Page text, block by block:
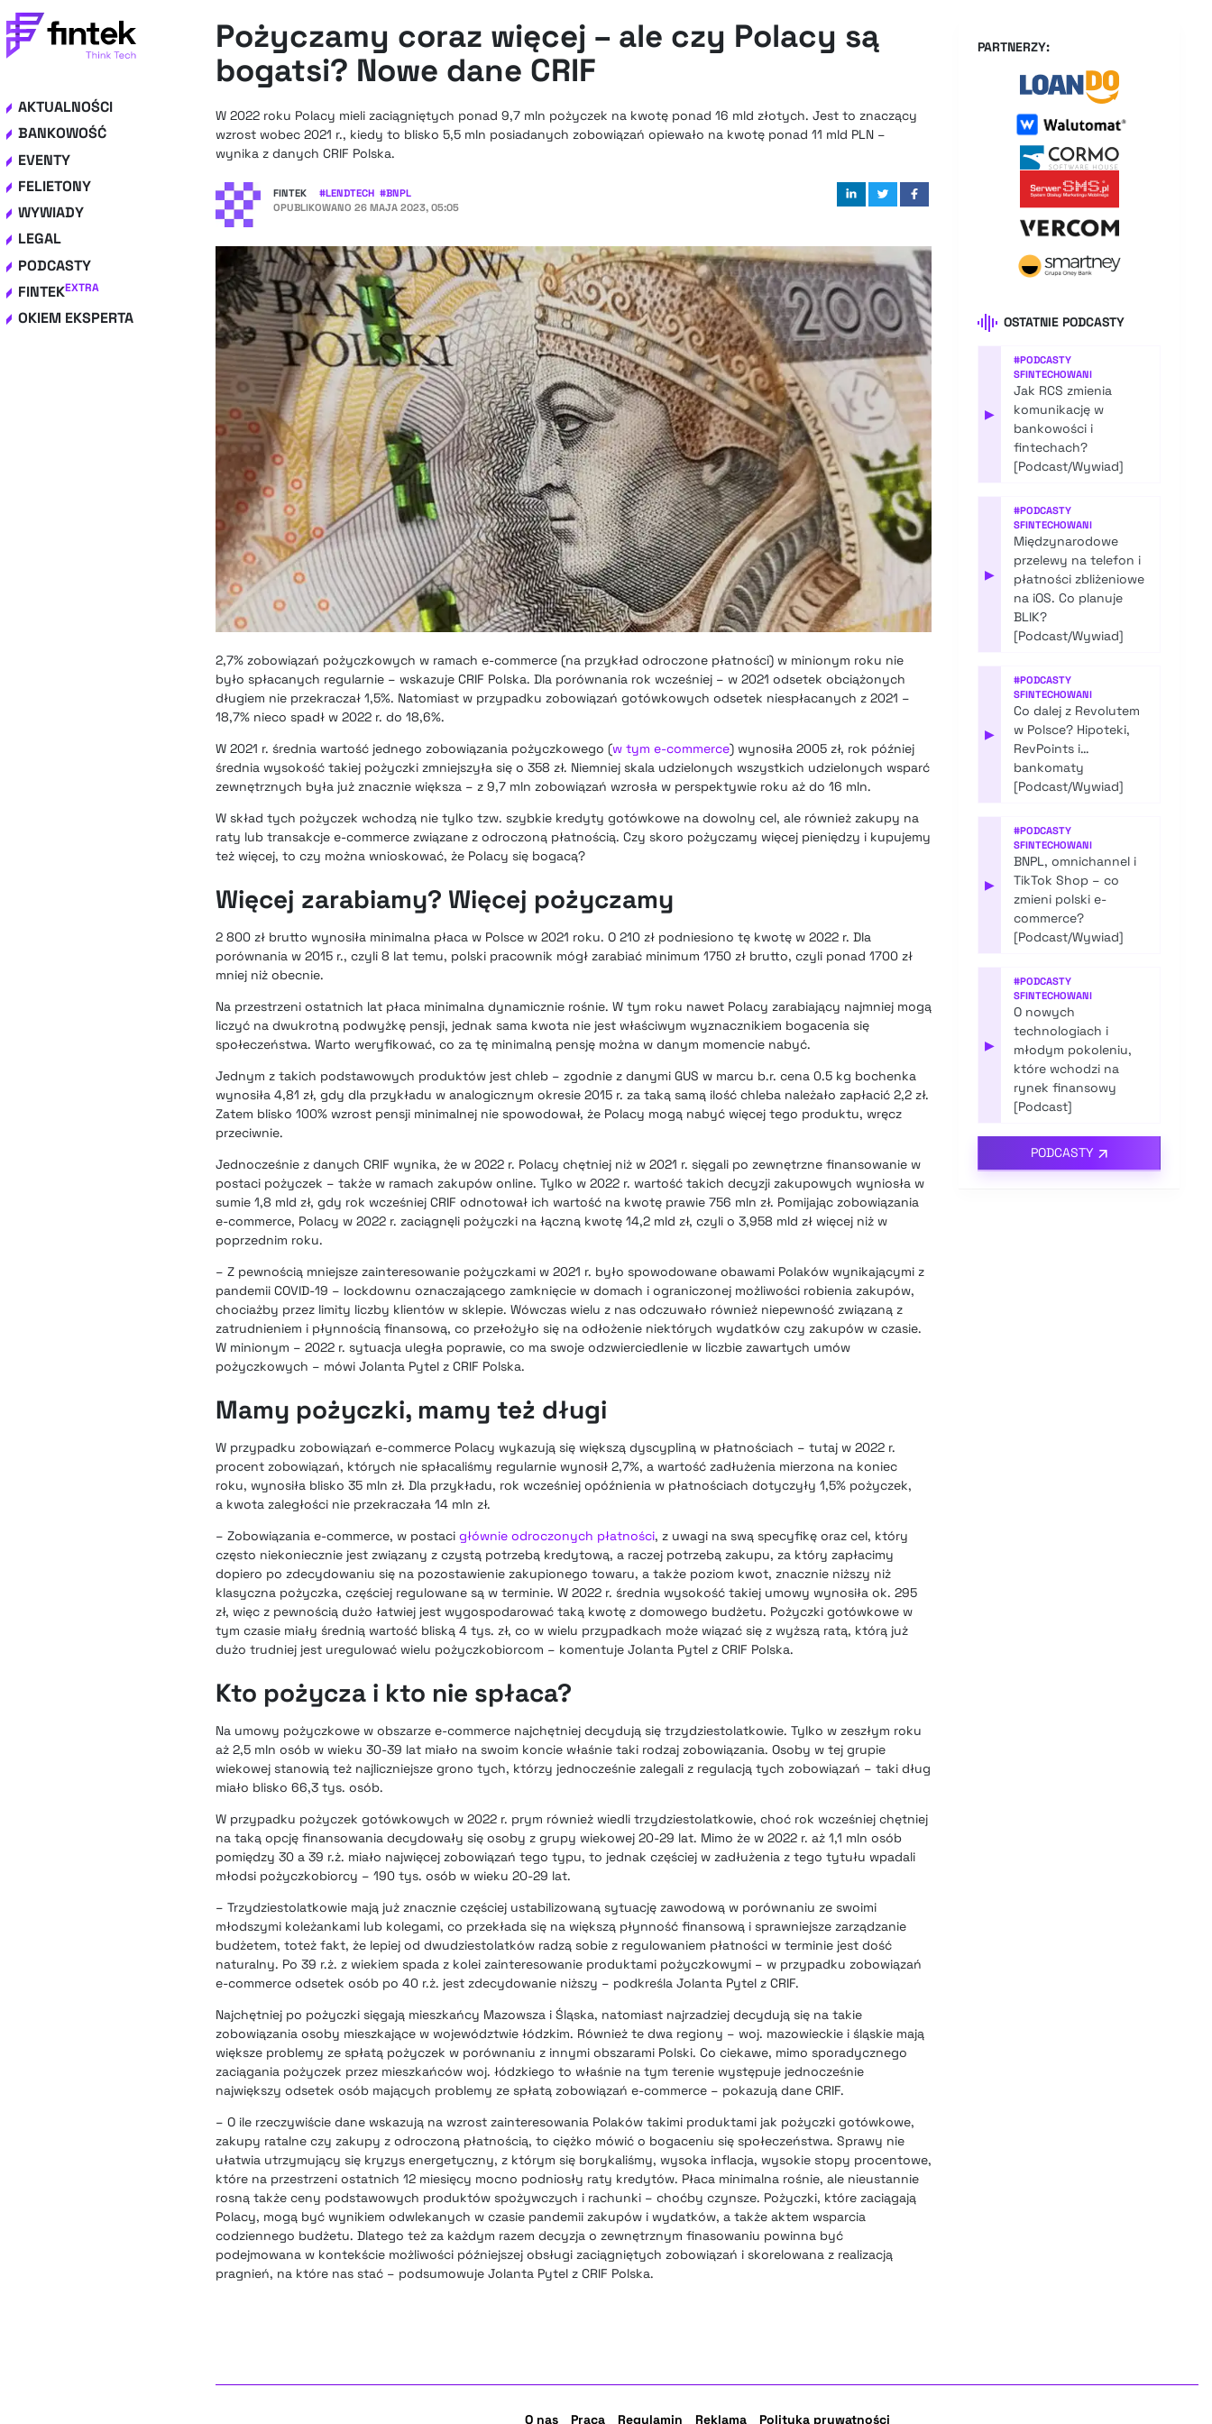
AKTUALNOŚCI
BANKOWOŚĆ
EVENTY
FELIETONY
WYWIADY
LEGAL
PODCASTY
FINTEKEXTRA
OKIEM EKSPERTA
Pożyczamy coraz więcej – ale czy Polacy są
bogatsi? Nowe dane CRIF
W 2022 roku Polacy mieli zaciągniętych ponad 9,7 mln pożyczek na kwotę ponad 16 mld złotych. Jest to znaczący
wzrost wobec 2021 r., kiedy to blisko 5,5 mln posiadanych zobowiązań opiewało na kwotę ponad 11 mld PLN –
wynika z danych CRIF Polska.
FINTEK #LENDTECH #BNPL
OPUBLIKOWANO 26 MAJA 2023, 05:05
2,7% zobowiązań pożyczkowych w ramach e-commerce (na przykład odroczone płatności) w minionym roku nie
było spłacanych regularnie – wskazuje CRIF Polska. Dla porównania rok wcześniej – w 2021 odsetek obciążonych
długiem nie przekraczał 1,5%. Natomiast w przypadku zobowiązań gotówkowych odsetek niespłacanych z 2021 –
18,7% nieco spadł w 2022 r. do 18,6%.
W 2021 r. średnia wartość jednego zobowiązania pożyczkowego (w tym e-commerce) wynosiła 2005 zł, rok później
średnia wysokość takiej pożyczki zmniejszyła się o 358 zł. Niemniej skala udzielonych wszystkich udzielonych wsparć
zewnętrznych była już znacznie większa – z 9,7 mln zobowiązań wzrosła w perspektywie roku aż do 16 mln.
W skład tych pożyczek wchodzą nie tylko tzw. szybkie kredyty gotówkowe na dowolny cel, ale również zakupy na
raty lub transakcje e-commerce związane z odroczoną płatnością. Czy skoro pożyczamy więcej pieniędzy i kupujemy
też więcej, to czy można wnioskować, że Polacy się bogacą?
Więcej zarabiamy? Więcej pożyczamy
2 800 zł brutto wynosiła minimalna płaca w Polsce w 2021 roku. O 210 zł podniesiono tę kwotę w 2022 r. Dla
porównania w 2015 r., czyli 8 lat temu, polski pracownik mógł zarabiać minimum 1750 zł brutto, czyli ponad 1700 zł
mniej niż obecnie.
Na przestrzeni ostatnich lat płaca minimalna dynamicznie rośnie. W tym roku nawet Polacy zarabiający najmniej mogą
liczyć na dwukrotną podwyżkę pensji, jednak sama kwota nie jest właściwym wyznacznikiem bogacenia się
społeczeństwa. Warto weryfikować, co za tę minimalną pensję można w danym momencie nabyć.
Jednym z takich podstawowych produktów jest chleb – zgodnie z danymi GUS w marcu b.r. cena 0.5 kg bochenka
wynosiła 4,81 zł, gdy dla przykładu w analogicznym okresie 2015 r. za taką samą ilość chleba należało zapłacić 2,2 zł.
Zatem blisko 100% wzrost pensji minimalnej nie spowodował, że Polacy mogą nabyć więcej tego produktu, wręcz
przeciwnie.
Jednocześnie z danych CRIF wynika, że w 2022 r. Polacy chętniej niż w 2021 r. sięgali po zewnętrzne finansowanie w
postaci pożyczek – także w ramach zakupów online. Tylko w 2022 r. wartość takich decyzji zakupowych wyniosła w
sumie 1,8 mld zł, gdy rok wcześniej CRIF odnotował ich wartość na kwotę prawie 756 mln zł. Pomijając zobowiązania
e-commerce, Polacy w 2022 r. zaciągnęli pożyczki na łączną kwotę 14,2 mld zł, czyli o 3,958 mld zł więcej niż w
poprzednim roku.
– Z pewnością mniejsze zainteresowanie pożyczkami w 2021 r. było spowodowane obawami Polaków wynikającymi z
pandemii COVID-19 – lockdownu oznaczającego zamknięcie w domach i ograniczonej możliwości robienia zakupów,
chociażby przez limity liczby klientów w sklepie. Wówczas wielu z nas odczuwało również niepewność związaną z
zatrudnieniem i płynnością finansową, co przełożyło się na odłożenie niektórych wydatków czy zakupów w czasie.
W minionym – 2022 r. sytuacja uległa poprawie, co ma swoje odzwierciedlenie w liczbie zawartych umów
pożyczkowych – mówi Jolanta Pytel z CRIF Polska.
Mamy pożyczki, mamy też długi
W przypadku zobowiązań e-commerce Polacy wykazują się większą dyscypliną w płatnościach – tutaj w 2022 r.
procent zobowiązań, których nie spłacaliśmy regularnie wynosił 2,7%, a wartość zadłużenia mierzona na koniec
roku, wynosiła blisko 35 mln zł. Dla przykładu, rok wcześniej opóźnienia w płatnościach dotyczyły 1,5% pożyczek,
a kwota zaległości nie przekraczała 14 mln zł.
– Zobowiązania e-commerce, w postaci głównie odroczonych płatności, z uwagi na swą specyfikę oraz cel, który
często niekoniecznie jest związany z czystą potrzebą kredytową, a raczej potrzebą zakupu, za który zapłacimy
dopiero po zdecydowaniu się na pozostawienie zakupionego towaru, a także poziom kwot, znacznie niższy niż
klasyczna pożyczka, częściej regulowane są w terminie. W 2022 r. średnia wysokość takiej umowy wynosiła ok. 295
zł, więc z pewnością dużo łatwiej jest wygospodarować taką kwotę z domowego budżetu. Pożyczki gotówkowe w
tym czasie miały średnią wartość bliską 4 tys. zł, co w wielu przypadkach może wiązać się z wyższą ratą, którą już
dużo trudniej jest uregulować wielu pożyczkobiorcom – komentuje Jolanta Pytel z CRIF Polska.
Kto pożycza i kto nie spłaca?
Na umowy pożyczkowe w obszarze e-commerce najchętniej decydują się trzydziestolatkowie. Tylko w zeszłym roku
aż 2,5 mln osób w wieku 30-39 lat miało na swoim koncie właśnie taki rodzaj zobowiązania. Osoby w tej grupie
wiekowej stanowią też najliczniejsze grono tych, którzy jednocześnie zalegali z regulacją tych zobowiązań – taki dług
miało blisko 66,3 tys. osób.
W przypadku pożyczek gotówkowych w 2022 r. prym również wiedli trzydziestolatkowie, choć rok wcześniej chętniej
na taką opcję finansowania decydowały się osoby z grupy wiekowej 20-29 lat. Mimo że w 2022 r. aż 1,1 mln osób
pomiędzy 30 a 39 r.ż. miało najwięcej zobowiązań tego typu, to jednak częściej w zadłużenia z tego tytułu wpadali
młodsi pożyczkobiorcy – 190 tys. osób w wieku 20-29 lat.
– Trzydziestolatkowie mają już znacznie częściej ustabilizowaną sytuację zawodową w porównaniu ze swoimi
młodszymi koleżankami lub kolegami, co przekłada się na większą płynność finansową i sprawniejsze zarządzanie
budżetem, toteż fakt, że lepiej od dwudziestolatków radzą sobie z regulowaniem płatności w terminie jest dość
naturalny. Po 39 r.ż. z wiekiem spada z kolei zainteresowanie produktami pożyczkowymi – w przypadku zobowiązań
e-commerce odsetek osób po 40 r.ż. jest zdecydowanie niższy – podkreśla Jolanta Pytel z CRIF.
Najchętniej po pożyczki sięgają mieszkańcy Mazowsza i Śląska, natomiast najrzadziej decydują się na takie
zobowiązania osoby mieszkające w województwie łódzkim. Również te dwa regiony – woj. mazowieckie i śląskie mają
większe problemy ze spłatą pożyczek w porównaniu z innymi obszarami Polski. Co ciekawe, mimo sporadycznego
zaciągania pożyczek przez mieszkańców woj. łódzkiego to właśnie na tym terenie występuje jednocześnie
największy odsetek osób mających problemy ze spłatą zobowiązań e-commerce – pokazują dane CRIF.
– O ile rzeczywiście dane wskazują na wzrost zainteresowania Polaków takimi produktami jak pożyczki gotówkowe,
zakupy ratalne czy zakupy z odroczoną płatnością, to ciężko mówić o bogaceniu się społeczeństwa. Sprawy nie
ułatwia utrzymujący się kryzys energetyczny, z którym się borykaliśmy, wysoka inflacja, wysokie stopy procentowe,
które na przestrzeni ostatnich 12 miesięcy mocno podniosły raty kredytów. Płaca minimalna rośnie, ale nieustannie
rosną także ceny podstawowych produktów spożywczych i rachunki – choćby czynsze. Pożyczki, które zaciągają
Polacy, mogą być wynikiem odwlekanych w czasie pandemii zakupów i wydatków, a także aktem wsparcia
codziennego budżetu. Dlatego też za każdym razem decyzja o zewnętrznym finasowaniu powinna być
podejmowana w kontekście możliwości późniejszej obsługi zaciągniętych zobowiązań i skorelowana z realizacją
pragnień, na które nas stać – podsumowuje Jolanta Pytel z CRIF Polska.
PARTNERZY:
OSTATNIE PODCASTY
▶
#PODCASTY
SFINTECHOWANI
Jak RCS zmienia
komunikację w
bankowości i
fintechach?
[Podcast/Wywiad]
▶
#PODCASTY
SFINTECHOWANI
Międzynarodowe
przelewy na telefon i
płatności zbliżeniowe
na iOS. Co planuje
BLIK?
[Podcast/Wywiad]
▶
#PODCASTY
SFINTECHOWANI
Co dalej z Revolutem
w Polsce? Hipoteki,
RevPoints i…
bankomaty
[Podcast/Wywiad]
▶
#PODCASTY
SFINTECHOWANI
BNPL, omnichannel i
TikTok Shop – co
zmieni polski e-
commerce?
[Podcast/Wywiad]
▶
#PODCASTY
SFINTECHOWANI
O nowych
technologiach i
młodym pokoleniu,
które wchodzi na
rynek finansowy
[Podcast]
PODCASTY
O nas Praca Regulamin Reklama Polityka prywatności